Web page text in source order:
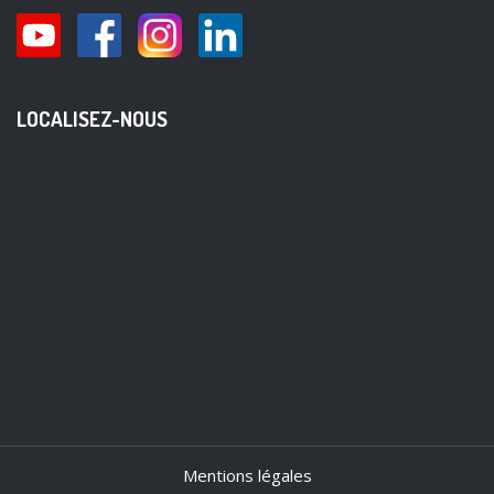
LOCALISEZ-NOUS
Mentions légales